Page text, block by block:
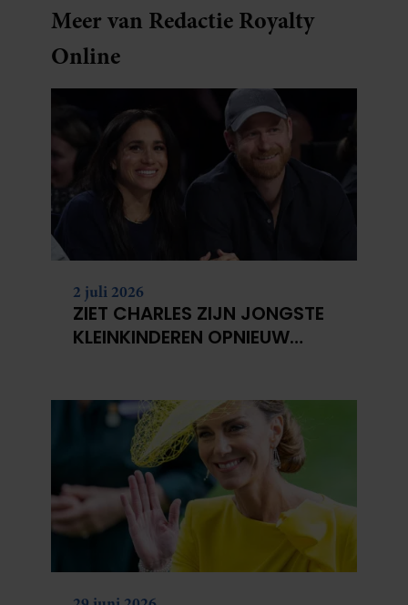
Meer van Redactie Royalty
Online
2 juli 2026
ZIET CHARLES ZIJN JONGSTE
KLEINKINDEREN OPNIEUW